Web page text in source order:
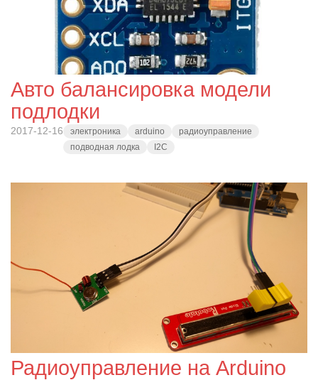
Авто балансировка модели
подлодки
2017-12-16 электроника arduino
радиоуправление
подводная лодка
I2C
Радиоуправление на Arduino